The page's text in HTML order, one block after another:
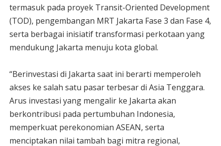
termasuk pada proyek Transit-Oriented Development
(TOD), pengembangan MRT Jakarta Fase 3 dan Fase 4,
serta berbagai inisiatif transformasi perkotaan yang
mendukung Jakarta menuju kota global.
“Berinvestasi di Jakarta saat ini berarti memperoleh
akses ke salah satu pasar terbesar di Asia Tenggara.
Arus investasi yang mengalir ke Jakarta akan
berkontribusi pada pertumbuhan Indonesia,
memperkuat perekonomian ASEAN, serta
menciptakan nilai tambah bagi mitra regional,